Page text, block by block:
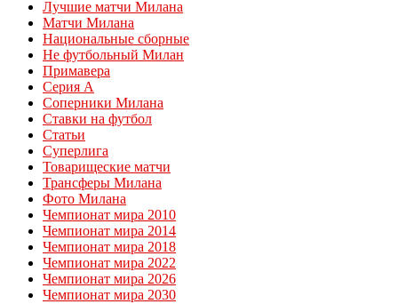
Лучшие матчи Милана
Матчи Милана
Национальные сборные
Не футбольный Милан
Примавера
Серия А
Соперники Милана
Ставки на футбол
Статьи
Суперлига
Товарищеские матчи
Трансферы Милана
Фото Милана
Чемпионат мира 2010
Чемпионат мира 2014
Чемпионат мира 2018
Чемпионат мира 2022
Чемпионат мира 2026
Чемпионат мира 2030